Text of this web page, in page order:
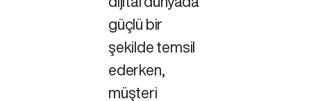
güçlü bir
şekilde temsil
ederken,
müşteri